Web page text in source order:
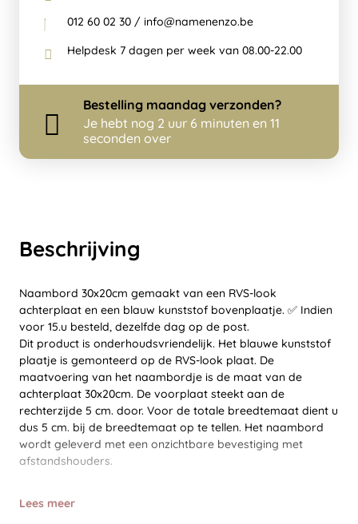
Beschrijving
Naambord 30x20cm gemaakt van een RVS-look
achterplaat en een blauw kunststof bovenplaatje. ✅ Indien
voor 15.u besteld, dezelfde dag op de post.
Dit product is onderhoudsvriendelijk. Het blauwe kunststof
plaatje is gemonteerd op de RVS-look plaat. De
maatvoering van het naambordje is de maat van de
achterplaat 30x20cm. De voorplaat steekt aan de
rechterzijde 5 cm. door. Voor de totale breedtemaat dient u
dus 5 cm. bij de breedtemaat op te tellen. Het naambord
wordt geleverd met een onzichtbare bevestiging met
afstandshouders.
Lees meer
012 60 02 30 / info@namenenzo.be
Helpdesk 7 dagen per week van 08.00-22.00
Bestelling maandag verzonden?
Je hebt nog 2 uur 6 minuten en 11
seconden over